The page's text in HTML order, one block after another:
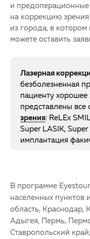
и предоперационные
на коррекцию
из города, в котором
можете оставить
Лазерная
безболезненная
пациенту
представлены
зрения: ReLEx
Super LASIK,
имплантация
В программе Eyestour
населенных пунктов
область, Краснодар,
Адыгея, Пермь,
Ставропольский